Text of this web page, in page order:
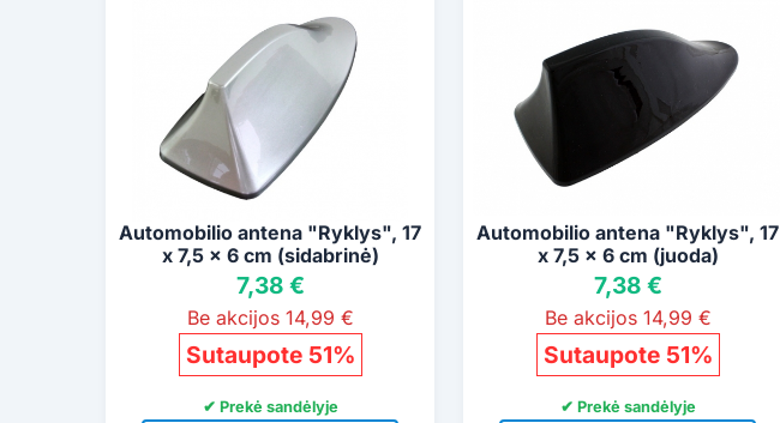
Automobilio antena "Ryklys", 17
x 7,5 x 6 cm (sidabrinė)
7,38 €
Be akcijos 14,99 €
Sutaupote 51%
✔ Prekė sandėlyje
Automobilio antena "Ryklys", 17
x 7,5 x 6 cm (juoda)
7,38 €
Be akcijos 14,99 €
Sutaupote 51%
✔ Prekė sandėlyje